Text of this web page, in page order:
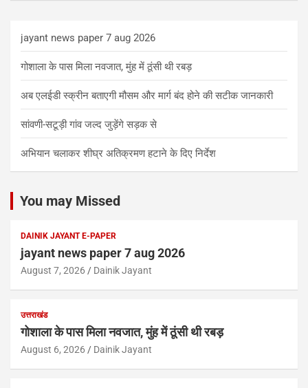
jayant news paper 7 aug 2026
गोशाला के पास मिला नवजात, मुंह में ठूंसी थी रबड़
अब एलईडी स्क्रीन बताएगी मौसम और मार्ग बंद होने की सटीक जानकारी
सांवणी-सटूड़ी गांव जल्द जुड़ेंगे सड़क से
अभियान चलाकर शीघ्र अतिक्रमण हटाने के दिए निर्देश
You may Missed
DAINIK JAYANT E-PAPER
jayant news paper 7 aug 2026
August 7, 2026 Dainik Jayant
उत्तराखंड
गोशाला के पास मिला नवजात, मुंह में ठूंसी थी रबड़
August 6, 2026 Dainik Jayant